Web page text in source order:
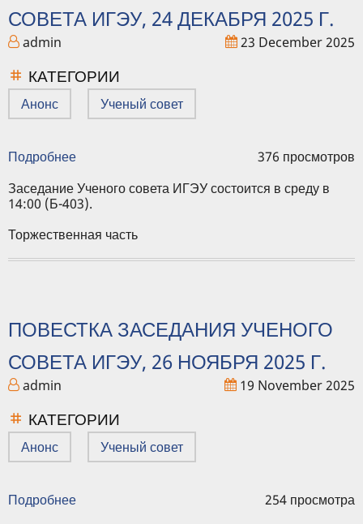
СОВЕТА ИГЭУ, 24 ДЕКАБРЯ 2025 Г.
admin 23 December 2025
КАТЕГОРИИ
Анонс Ученый совет
Подробнее
заседания
Ученого
ИГЭУ,
декабря
376 просмотров
Заседание Ученого совета ИГЭУ состоится в среду в
14:00 (Б-403).
Торжественная часть
ПОВЕСТКА ЗАСЕДАНИЯ УЧЕНОГО
СОВЕТА ИГЭУ, 26 НОЯБРЯ 2025 Г.
admin 19 November 2025
КАТЕГОРИИ
Анонс Ученый совет
Подробнее
254 просмотра